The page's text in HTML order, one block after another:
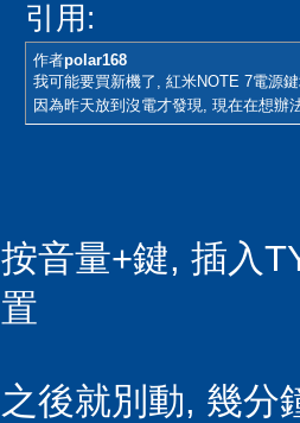
引用:
作者polar168
我可能要買新機了, 紅米NOTE 7電源
因為昨天放到沒電才發現, 現在在想辦
按音量+鍵, 插入
置
之後就別動, 幾分